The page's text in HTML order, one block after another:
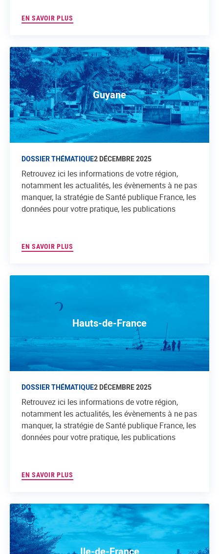
EN SAVOIR PLUS
Guyane
DOSSIER THÉMATIQUE2 DÉCEMBRE 2025
Retrouvez ici les informations de votre région,
notamment les actualités, les évènements à ne pas
manquer, la stratégie de Santé publique France, les
données pour votre pratique, les publications
EN SAVOIR PLUS
Hauts-de-France
DOSSIER THÉMATIQUE2 DÉCEMBRE 2025
Retrouvez ici les informations de votre région,
notamment les actualités, les évènements à ne pas
manquer, la stratégie de Santé publique France, les
données pour votre pratique, les publications
EN SAVOIR PLUS